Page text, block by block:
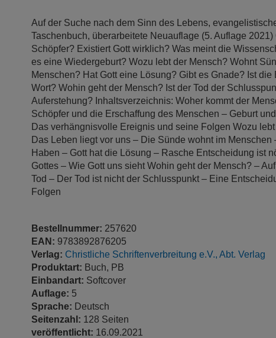
Auf der Suche nach dem Sinn des Lebens,
Taschenbuch, überarbeitete Neuauflage (5. Auflage 2021)
Schöpfer? Existiert Gott wirklich? Was meint die
es eine Wiedergeburt? Wozu lebt der Mensch? Wohnt
Menschen? Hat Gott eine Lösung? Gibt es Gnade? Ist die
Wort? Wohin geht der Mensch? Ist der Tod der
Auferstehung? Inhaltsverzeichnis: Woher kommt der
Schöpfer und die Erschaffung des Menschen – Geburt
Das verhängnisvolle Ereignis und seine Folgen Wozu
Das Leben liegt vor uns – Die Sünde wohnt im Menschen
Haben – Gott hat die Lösung – Rasche Entscheidung ist
Gottes – Wie Gott uns sieht Wohin geht der Mensch? –
Tod – Der Tod ist nicht der Schlusspunkt – Eine
Folgen
Bestellnummer: 257620
EAN: 9783892876205
Verlag: Christliche Schriftenverbreitung e.V., Abt. Verlag
Produktart: Buch, PB
Einbandart: Softcover
Auflage: 5
Sprache: Deutsch
Seitenzahl: 128 Seiten
veröffentlicht: 16.09.2021